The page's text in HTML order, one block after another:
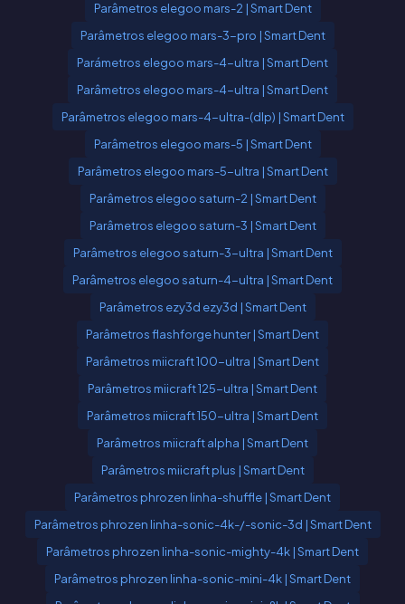
Parâmetros elegoo mars-2 | Smart Dent
Parâmetros elegoo mars-3-pro | Smart Dent
Parámetros elegoo mars-4-ultra | Smart Dent
Parâmetros elegoo mars-4-ultra | Smart Dent
Parâmetros elegoo mars-4-ultra-(dlp) | Smart Dent
Parâmetros elegoo mars-5 | Smart Dent
Parâmetros elegoo mars-5-ultra | Smart Dent
Parâmetros elegoo saturn-2 | Smart Dent
Parâmetros elegoo saturn-3 | Smart Dent
Parâmetros elegoo saturn-3-ultra | Smart Dent
Parâmetros elegoo saturn-4-ultra | Smart Dent
Parâmetros ezy3d ezy3d | Smart Dent
Parâmetros flashforge hunter | Smart Dent
Parâmetros miicraft 100-ultra | Smart Dent
Parâmetros miicraft 125-ultra | Smart Dent
Parâmetros miicraft 150-ultra | Smart Dent
Parâmetros miicraft alpha | Smart Dent
Parâmetros miicraft plus | Smart Dent
Parâmetros phrozen linha-shuffle | Smart Dent
Parâmetros phrozen linha-sonic-4k-/-sonic-3d | Smart Dent
Parâmetros phrozen linha-sonic-mighty-4k | Smart Dent
Parâmetros phrozen linha-sonic-mini-4k | Smart Dent